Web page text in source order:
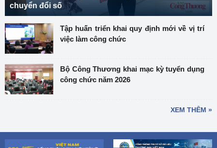
chuyển đổi số
Tập huấn triển khai quy định mới về vị trí
việc làm công chức
Bộ Công Thương khai mạc kỳ tuyển dụng
công chức năm 2026
XEM THÊM »